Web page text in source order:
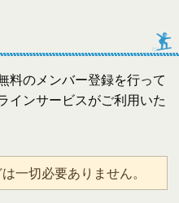
料のメンバー登録を行って
インサービスがご利用いた
一切必要ありません。